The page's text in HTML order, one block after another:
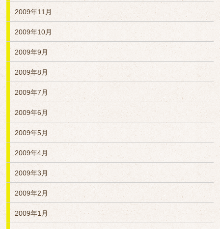
2009年11月
2009年10月
2009年9月
2009年8月
2009年7月
2009年6月
2009年5月
2009年4月
2009年3月
2009年2月
2009年1月